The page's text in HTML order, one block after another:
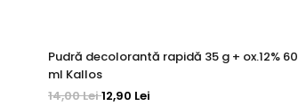
Pudră decolorantă rapidă 35 g + ox.12% 60
ml Kallos
14,00 Lei12,90 Lei